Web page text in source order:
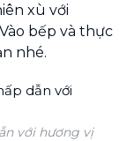
xù với
bếp và thực
nhé.
với hương vị